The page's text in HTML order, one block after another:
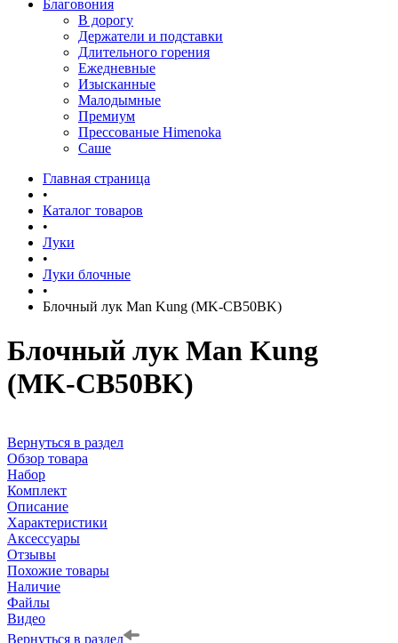
Благовония
В дорогу
Держатели и подставки
Длительного горения
Ежедневные
Изысканные
Малодымные
Премиум
Прессованые Himenoka
Саше
Главная страница
•
Каталог товаров
•
Луки
•
Луки блочные
•
Блочный лук Man Kung (MK-CB50BK)
Блочный лук Man Kung
(MK-CB50BK)
Вернуться в раздел
Обзор товара
Набор
Комплект
Описание
Характеристики
Аксессуары
Отзывы
Похожие товары
Наличие
Файлы
Видео
Вернуться в раздел